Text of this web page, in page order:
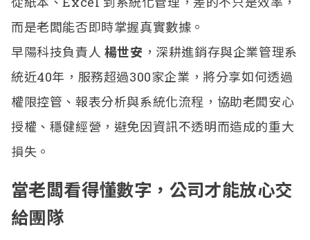
而是老闆能否即時掌握真實數據。
早陽科技負責人 楊世安 ，深耕進銷存與企業管理系
統近40年，服務超過300家企業，將分享如何透過
權限控管、報表分析與系統化流程，協助老闆安心
授權、穩健經營，避免因資訊不透明而造成的重大
損失。
當老闆看得懂數字，公司才能放心交
給團隊